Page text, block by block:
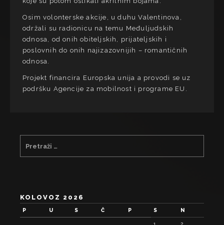
Osim volonterske akcije, u duhu Valentinova,
održali su radionicu na temu Međuljudskih
odnosa, od onih obiteljskih, prijateljskih i
poslovnih do onih najizazovnijih – romantičnih
odnosa.
Projekt financira Europska unija a provodi se uz
podršku Agencije za mobilnost i programe EU.
KOLOVOZ 2026
P U S Č P S N